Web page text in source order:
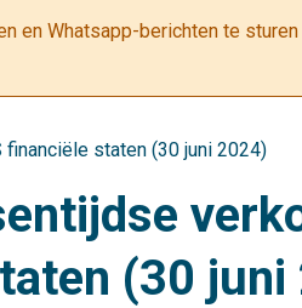
en Whatsapp-berichten te
staten (30 juni 2024)
(30 juni